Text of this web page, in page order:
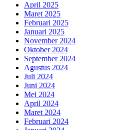
April 2025
Maret 2025
Februari 2025
Januari 2025
November 2024
Oktober 2024
September 2024
Agustus 2024
Juli 2024
Juni 2024
Mei 2024
April 2024
Maret 2024
Februari 2024